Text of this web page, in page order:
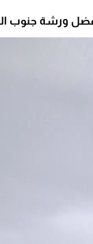
ورشة جنوب